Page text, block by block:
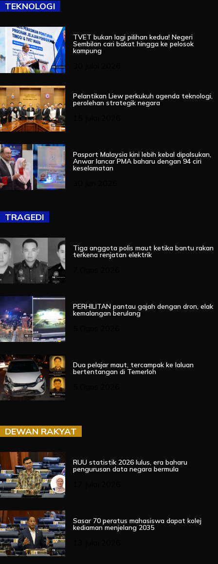
TEKNOLOGI
TVET bukan lagi pilihan kedua! Negeri
Sembilan cari bakat hingga ke pelosok
kampung
Pelantikan Liew perkukuh agenda teknologi,
perolehan strategik negara
Pasport Malaysia kini lebih kebal dipalsukan,
Anwar lancar PMA baharu dengan 94 ciri
keselamatan
TRAGEDI
Tiga anggota polis maut ketika bantu rakan
terkena renjatan elektrik
PERHILITAN pantau gajah dengan dron, elak
kemalangan berulang
Dua pelajar maut, tercampak ke laluan
bertentangan di Temerloh
DEWAN RAKYAT
RUU statistik 2026 lulus, era baharu
pengurusan data negara bermula
Sasar 70 peratus mahasiswa dapat kolej
kediaman menjelang 2035